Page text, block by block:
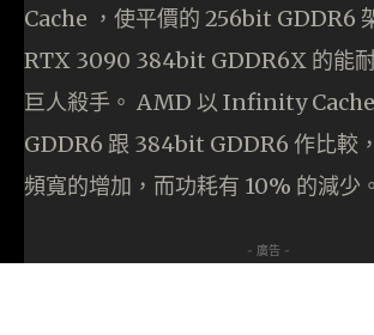
Cache ，使平價的 256bit GDDR6
RTX 3090 384bit GDDR6X 的能
巨人殺手。 AMD 以 Infinity
GDDR6 跟 384bit GDDR6 作比較
頻寬的增加，而功耗有 10% 的減少。
- 廣告 -